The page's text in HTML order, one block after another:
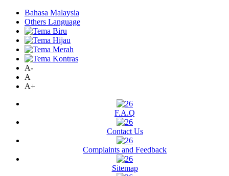
Bahasa Malaysia
Others Language
A-
A
A+
F.A.Q
Contact Us
Complaints and Feedback
Sitemap